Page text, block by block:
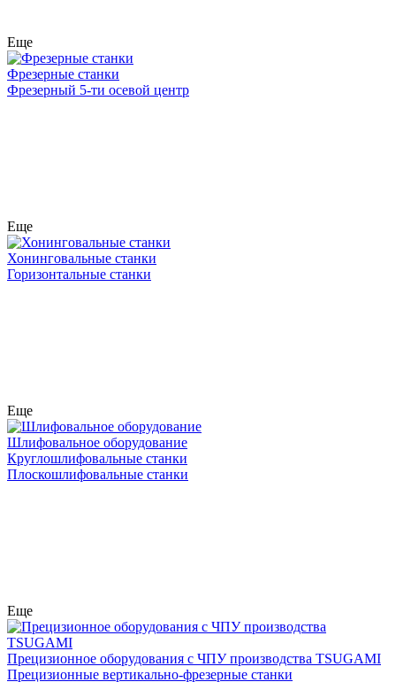
Еще
Фрезерные станки
Фрезерный 5-ти осевой центр
Еще
Хонинговальные станки
Горизонтальные станки
Еще
Шлифовальное оборудование
Круглошлифовальные станки
Плоскошлифовальные станки
Еще
Прецизионное оборудования с ЧПУ производства TSUGAMI
Прецизионные вертикально-фрезерные станки